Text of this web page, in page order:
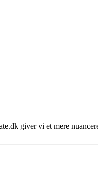
giver vi et mere